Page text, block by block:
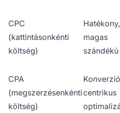
CPC
(kattintásonkénti
költség)
Hatékony,
magas
CPA
(megszerzésenkénti
költség)
centrikus